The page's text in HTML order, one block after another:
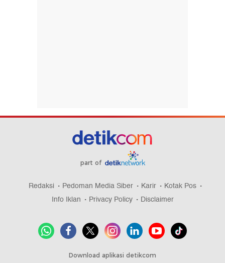
part of
Redaksi Pedoman Media Siber Karir
Kotak Pos
Info Iklan
Privacy Policy Disclaimer
Download aplikasi detikcom